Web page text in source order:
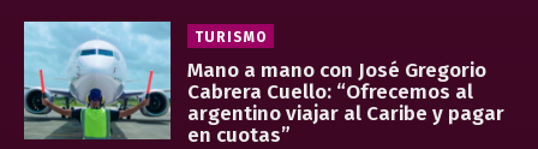
TURISMO
Mano a mano con José Gregorio
Cabrera Cuello: “Ofrecemos al
argentino viajar al Caribe y pagar
en cuotas”